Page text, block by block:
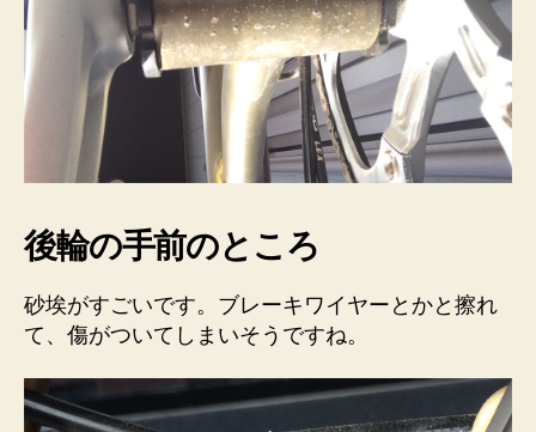
後輪の手前のところ
砂埃がすごいです。ブレーキワイヤーとかと擦れ
て、傷がついてしまいそうですね。